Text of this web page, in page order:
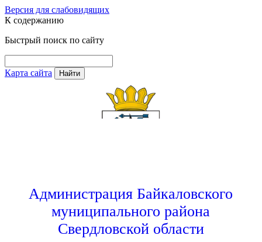
Версия для слабовидящих
К содержанию
Быстрый поиск по сайту
Карта сайта Найти
Администрация Байкаловского
муниципального района
Свердловской области